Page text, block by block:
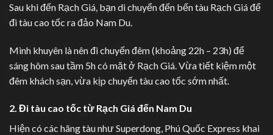
Sau khi đến Rạch Giá, bạn di chuyển đến bến tàu Rạch Giá để
đi tàu cao tốc ra đảo Nam Du.
Mình khuyên là nên đi chuyến đêm (khoảng 22h – 23h) để
sáng hôm sau tầm 5h có mặt ở Rạch Giá. Vừa tiết kiệm một
đêm khách sạn, vừa kịp chuyến tàu cao tốc sớm nhất.
2. Đi tàu cao tốc từ Rạch Giá đến Nam Du
Hiện có các hãng tàu như Superdong, Phú Quốc Express khai